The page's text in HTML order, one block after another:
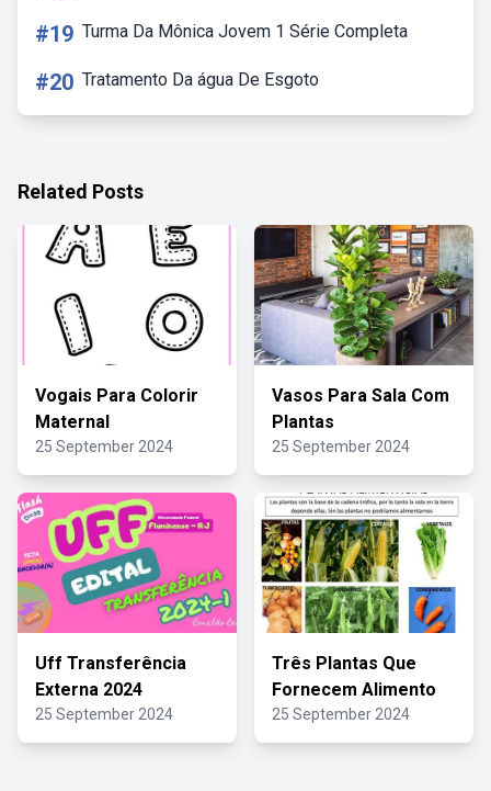
#19 Turma Da Mônica Jovem 1 Série Completa
#20 Tratamento Da água De Esgoto
Related Posts
Vogais Para Colorir
Maternal
25 September 2024
Vasos Para Sala Com
Plantas
25 September 2024
Uff Transferência
Externa 2024
25 September 2024
Três Plantas Que
Fornecem Alimento
25 September 2024